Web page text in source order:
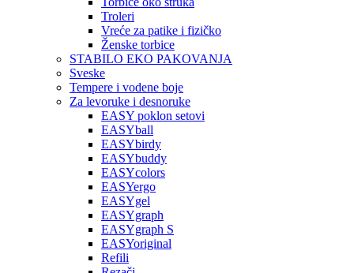
Troleri
Vreće za patike i fizičko
Ženske torbice
STABILO EKO PAKOVANJA
Sveske
Tempere i vodene boje
Za levoruke i desnoruke
EASY poklon setovi
EASYball
EASYbirdy
EASYbuddy
EASYcolors
EASYergo
EASYgel
EASYgraph
EASYgraph S
EASYoriginal
Refili